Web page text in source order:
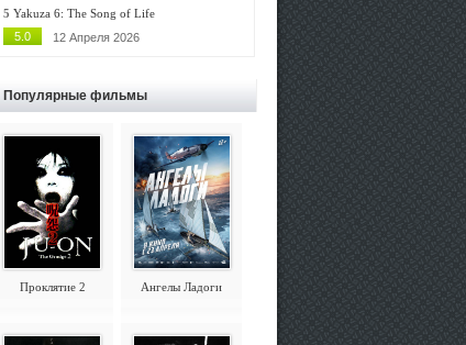
5 Yakuza 6: The Song of Life
5.0
12 Апреля 2026
Популярные фильмы
Проклятие 2 Ангелы Ладоги